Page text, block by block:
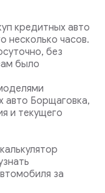
кредитных авто
несколько часов.
без
было
авто Борщаговка,
и текущего
за